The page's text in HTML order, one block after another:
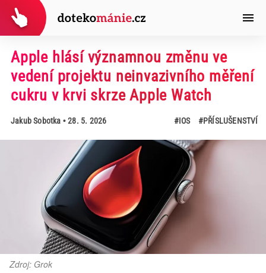
Apple hlásí významnou změnu ve
vedení projektu neinvazivního měření
cukru v krvi skrze Apple Watch
Jakub Sobotka • 28. 5. 2026 #IOS #PŘÍSLUŠENSTVÍ
Zdroj: Grok